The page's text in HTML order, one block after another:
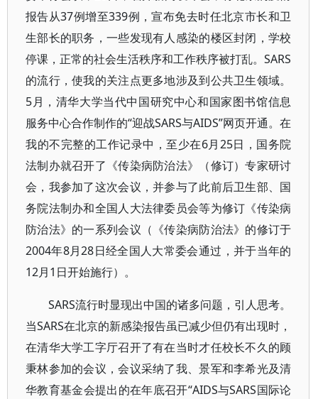
报告从37例增至339例，宣布免去时任北京市长和卫
生部长的职务，一些发现有人感染的楼区封闭，学校
停课，正常的社会生活秩序和工作秩序被打乱。SARS
的流行，使我的关注点更多地涉及到公共卫生领域。
5月，清华大学当代中国研究中心和国家图书馆信息
服务中心合作制作的“迎战SARS与AIDS”网页开通。在
我的不完整的工作记录中，至少在6月25日，国务院
法制办就召开了《传染病防治法》（修订）专家研讨
会，我参加了这次会议，并参与了此前后卫生部、国
务院法制办和全国人大法律委员会等为修订《传染病
防治法》的一系列会议（《传染病防治法》的修订于
2004年8月28日经全国人大常委会通过，并于当年的
12月1日开始施行）。
SARS流行时显现出中国的诸多问题，引人思考。
当SARS在北京的新感染报告虽已减少但仍有出现时，
在清华大学工字厅召开了有在当时才任校长不久的顾
秉林参加的会议，会议采纳了我、景军和李希光及清
华教育基金会提出的在年底召开“AIDS与SARS国际论